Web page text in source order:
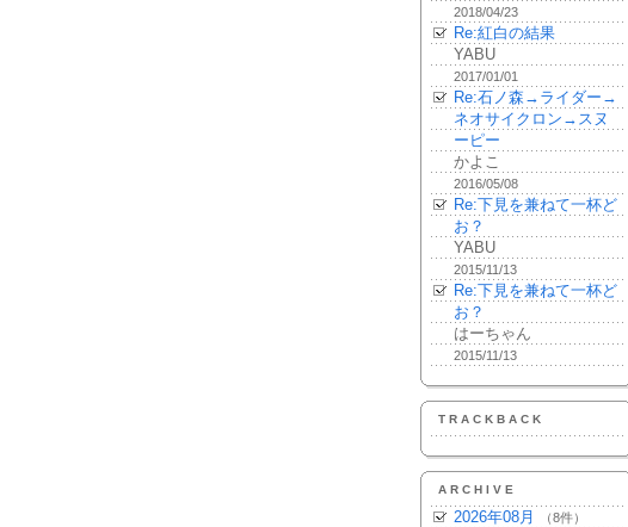
2018/04/23
Re:紅白の結果
YABU
2017/01/01
Re:石ノ森→ライダー→
ネオサイクロン→スヌ
ーピー
かよこ
2016/05/08
Re:下見を兼ねて一杯ど
お？
YABU
2015/11/13
Re:下見を兼ねて一杯ど
お？
はーちゃん
2015/11/13
TRACKBACK
ARCHIVE
2026年08月 （8件）